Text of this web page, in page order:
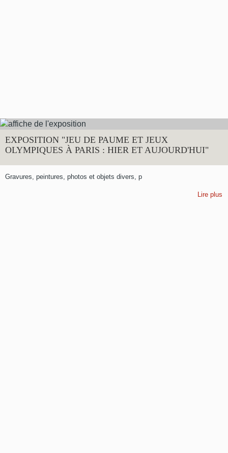
EXPOSITION "JEU DE PAUME ET JEUX
OLYMPIQUES À PARIS : HIER ET AUJOURD'HUI"
Gravures, peintures, photos et objets divers, p
Lire plus